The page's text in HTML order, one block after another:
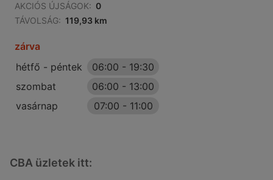
AKCIÓS ÚJSÁGOK: 0
TÁVOLSÁG: 119,93 km
zárva
hétfő - péntek
06:00 - 19:30
szombat
06:00 - 13:00
vasárnap
07:00 - 11:00
CBA üzletek itt: